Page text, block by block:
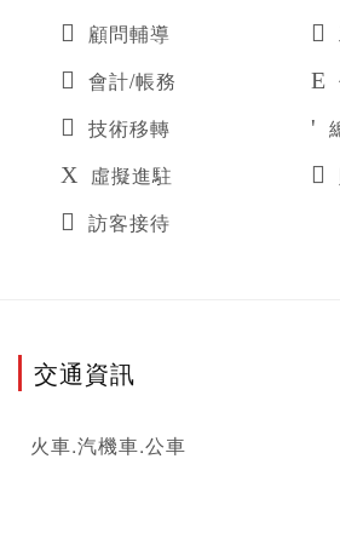
顧問輔導
會計/帳務
技術移轉
虛擬進駐
訪客接待
交通資訊
火車.汽機車.公車